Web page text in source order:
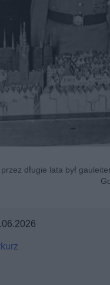
długie lata był